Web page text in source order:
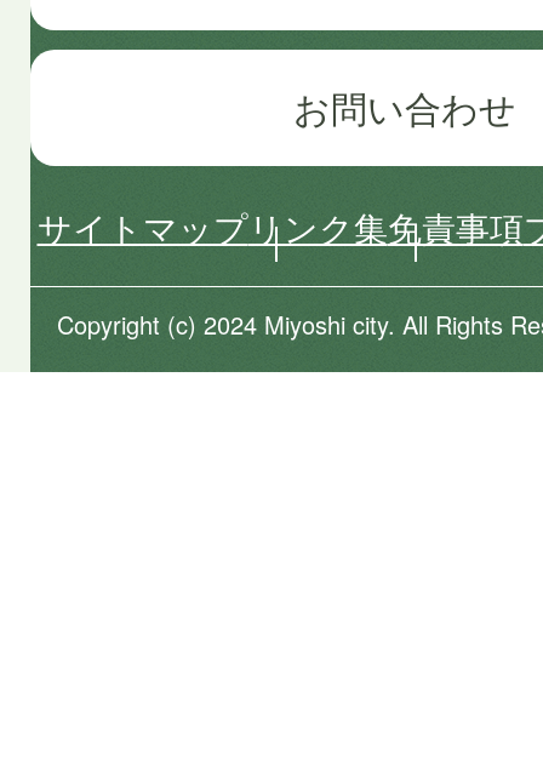
お問い合わせ
サイトマップリンク集免責事項
Copyright (c) 2024 Miyoshi city. All Rights